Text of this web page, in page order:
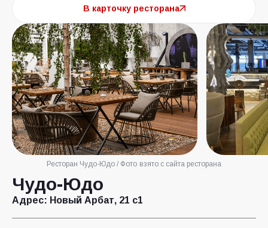
В карточку ресторана
Ресторан Чудо-Юдо / Фото взято с сайта ресторана
Чудо-Юдо
Адрес: Новый Арбат, 21 с1